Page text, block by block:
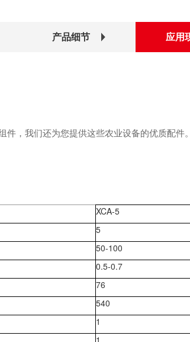
产品细节 应用
，我们还为您提供这些农业设备的优质配件。
XCA-5
5
50-100
0.5-0.7
76
540
1
1